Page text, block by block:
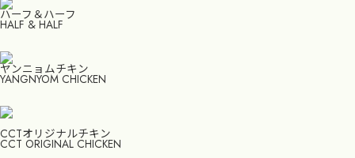
ハーフ＆ハーフ
HALF & HALF
ヤンニョムチキン
YANGNYOM CHICKEN
CCTオリジナルチキン
CCT ORIGINAL CHICKEN